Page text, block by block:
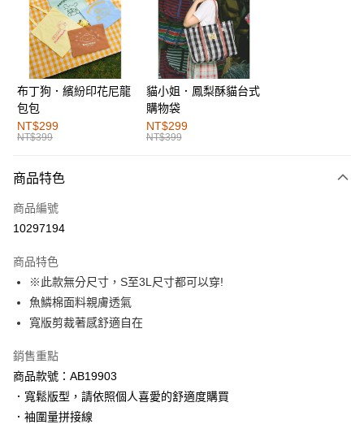
LINE Pay
街口支付
運送方式
全家取貨付款
每筆NT$60，滿NT$1,000(含以上)免運費
付款後全家取貨
萊爾富取貨付款
付款後萊爾富取貨
每筆NT$60，滿NT$1,000(含以上)免運費
7-11取貨付款
每筆NT$60，滿NT$1,000(含以上)免運費
付款後7-11取貨
每筆NT$60，滿NT$1,000(含以上)免運費
布丁狗．繽紛印花尼龍
包包
NT$299
NT$399
貓小姐．鳳梨酥貓台式
購物袋
NT$299
NT$399
商品特色
商品編號
10297194
商品特色
※此款無分尺寸，S至3L尺寸都可以穿!
魚鱗棉面料親膚透氣
寬版剪裁著感舒適自在
銷售重點
商品款號：AB19903
．寬鬆版型，請依照個人喜愛的舒適度購買
．袖圍量拼接線